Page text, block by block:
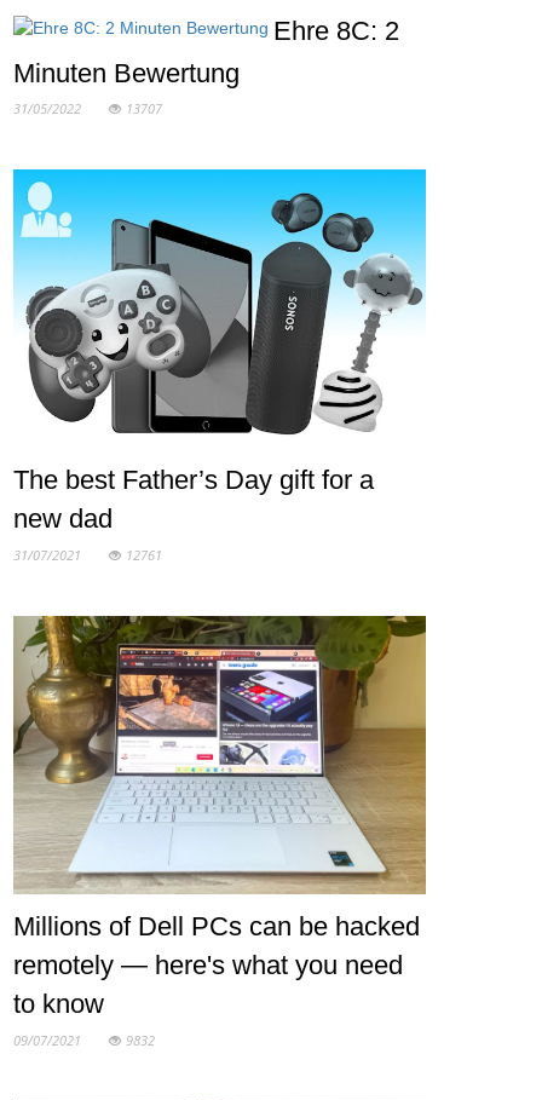
Ehre 8C: 2
Minuten Bewertung
31/05/2022 13707
The best Father’s Day gift for a
new dad
31/07/2021 12761
Millions of Dell PCs can be hacked
remotely — here's what you need
to know
09/07/2021 9832